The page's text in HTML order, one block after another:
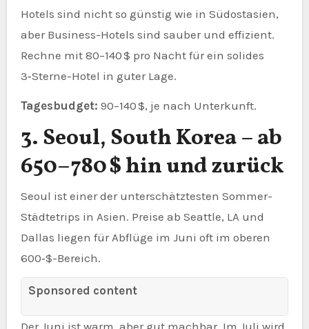
Hotels sind nicht so günstig wie in Südostasien,
aber Business-Hotels sind sauber und effizient.
Rechne mit 80–140 $ pro Nacht für ein solides
3‑Sterne-Hotel in guter Lage.
Tagesbudget: 90–140 $, je nach Unterkunft.
3. Seoul, South Korea – ab
650–780 $ hin und zurück
Seoul ist einer der unterschätztesten Sommer-
Städtetrips in Asien. Preise ab Seattle, LA und
Dallas liegen für Abflüge im Juni oft im oberen
600‑$-Bereich.
Sponsored content